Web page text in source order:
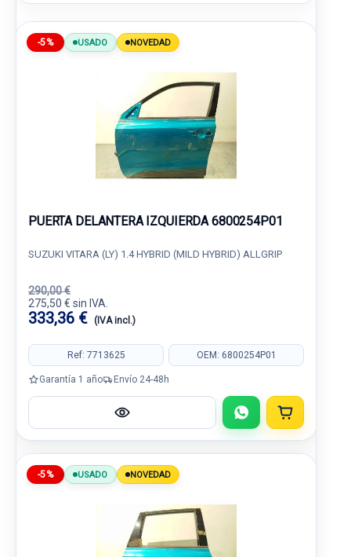
-5% USADO NOVEDAD
PUERTA DELANTERA IZQUIERDA 6800254P01
SUZUKI VITARA (LY) 1.4 HYBRID (MILD HYBRID) ALLGRIP
290,00 €
275,50 € sin IVA.
333,36 € (IVA incl.)
Ref: 7713625 OEM: 6800254P01
Garantía 1 año Envío 24-48h
-5% USADO NOVEDAD